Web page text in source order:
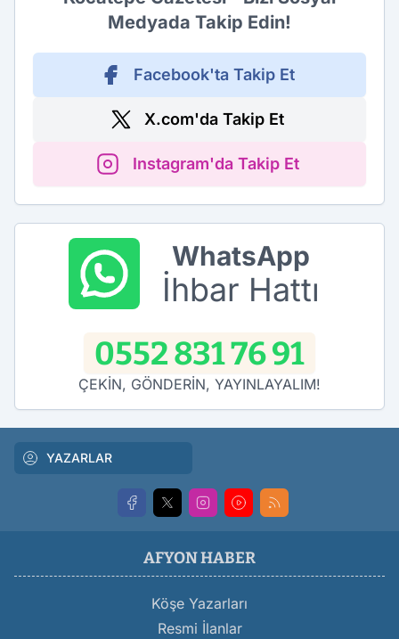
Medyada Takip Edin!
Facebook'ta Takip Et
X.com'da Takip Et
Instagram'da Takip Et
WhatsApp
İhbar Hattı
0552 831 76 91
ÇEKİN, GÖNDERİN, YAYINLAYALIM!
YAZARLAR
AFYON HABER
Köşe Yazarları
Resmi İlanlar